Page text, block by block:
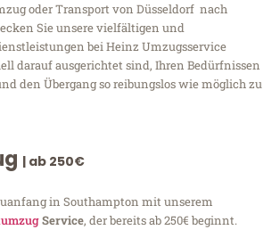
oder Transport von Düsseldorf nach
Sie unsere vielfältigen und
bei Heinz Umzugsservice
darauf ausgerichtet sind, Ihren Bedürfnissen
den Übergang so reibungslos wie möglich zu
| ab 250€
in Southampton mit unserem
Service, der bereits ab 250€ beginnt.